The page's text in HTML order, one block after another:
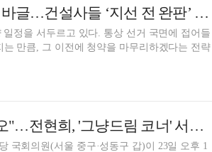
‘봄분양' 앞두고 견본주택 인파 바글…건설사들 ‘지선 전 완판’ 노린다
정을 서두르고 있다. 통상 선거 국면에 접어들
만큼, 그 이전에 청약을 마무리하겠다는 전략
"배고프면 아무나 가져가십시오"…전현희, '그냥드림 코너' 서울 전역 확대 선언
국회의원(서울 중구·성동구 갑)이 23일 오후 1